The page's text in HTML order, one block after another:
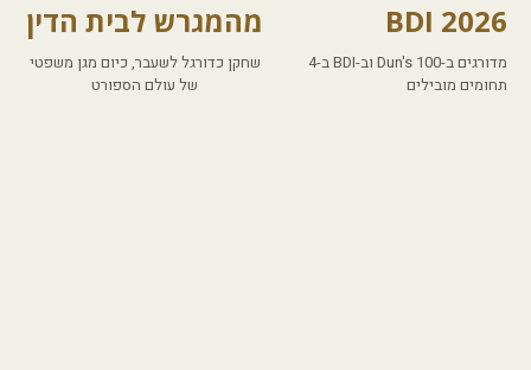
BDI 2026
מדורגים ב-Dun's 100 וב-BDI ב-4
תחומים מובילים
מהמגרש לבית הדין
שחקן כדורגל לשעבר, כיום מגן משפטי
של עולם הספורט